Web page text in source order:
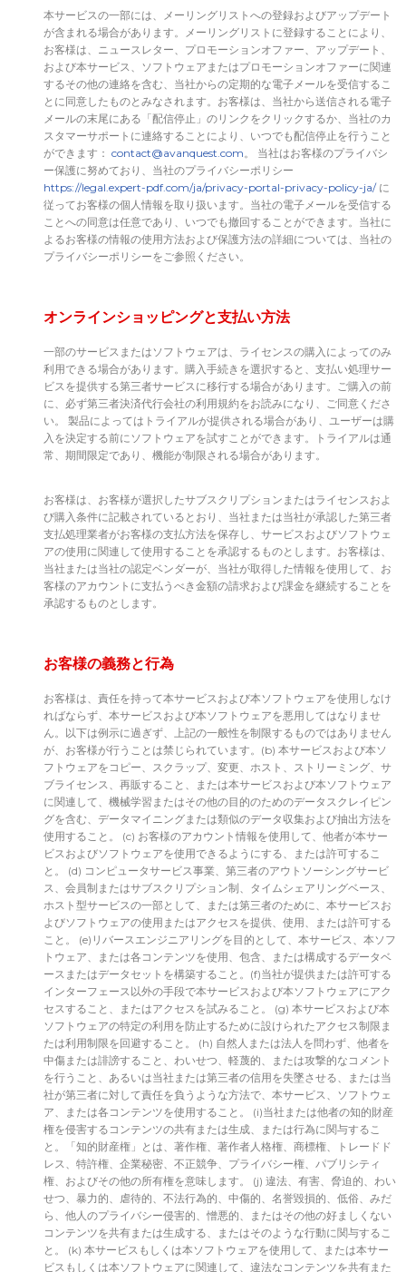
本サービスの一部には、メーリングリストへの登録およびアップデート
が含まれる場合があります。メーリングリストに登録することにより、
お客様は、ニュースレター、プロモーションオファー、アップデート、
および本サービス、ソフトウェアまたはプロモーションオファーに関連
するその他の連絡を含む、当社からの定期的な電子メールを受信するこ
とに同意したものとみなされます。お客様は、当社から送信される電子
メールの末尾にある「配信停止」のリンクをクリックするか、当社のカ
スタマーサポートに連絡することにより、いつでも配信停止を行うこと
ができます： contact@avanquest.com。 当社はお客様のプライバシ
ー保護に努めており、当社のプライバシーポリシー
https://legal.expert-pdf.com/ja/privacy-portal-privacy-policy-ja/に
従ってお客様の個人情報を取り扱います。当社の電子メールを受信する
ことへの同意は任意であり、いつでも撤回することができます。当社に
よるお客様の情報の使用方法および保護方法の詳細については、当社の
プライバシーポリシーをご参照ください。
オンラインショッピングと支払い方法
一部のサービスまたはソフトウェアは、ライセンスの購入によってのみ
利用できる場合があります。購入手続きを選択すると、支払い処理サー
ビスを提供する第三者サービスに移行する場合があります。ご購入の前
に、必ず第三者決済代行会社の利用規約をお読みになり、ご同意くださ
い。 製品によってはトライアルが提供される場合があり、ユーザーは購
入を決定する前にソフトウェアを試すことができます。トライアルは通
常、期間限定であり、機能が制限される場合があります。
お客様は、お客様が選択したサブスクリプションまたはライセンスおよ
び購入条件に記載されているとおり、当社または当社が承認した第三者
支払処理業者がお客様の支払方法を保存し、サービスおよびソフトウェ
アの使用に関連して使用することを承認するものとします。お客様は、
当社または当社の認定ベンダーが、当社が取得した情報を使用して、お
客様のアカウントに支払うべき金額の請求および課金を継続することを
承認するものとします。
お客様の義務と行為
お客様は、責任を持って本サービスおよび本ソフトウェアを使用しなけ
ればならず、本サービスおよび本ソフトウェアを悪用してはなりませ
ん。以下は例示に過ぎず、上記の一般性を制限するものではありません
が、お客様が行うことは禁じられています。(b) 本サービスおよび本ソ
フトウェアをコピー、スクラップ、変更、ホスト、ストリーミング、サ
ブライセンス、再販すること、または本サービスおよび本ソフトウェア
に関連して、機械学習またはその他の目的のためのデータスクレイピン
グを含む、データマイニングまたは類似のデータ収集および抽出方法を
使用すること。 (c) お客様のアカウント情報を使用して、他者が本サー
ビスおよびソフトウェアを使用できるようにする、または許可するこ
と。 (d) コンピュータサービス事業、第三者のアウトソーシングサービ
ス、会員制またはサブスクリプション制、タイムシェアリングベース、
ホスト型サービスの一部として、または第三者のために、本サービスお
よびソフトウェアの使用またはアクセスを提供、使用、または許可する
こと。 (e)リバースエンジニアリングを目的として、本サービス、本ソフ
トウェア、または各コンテンツを使用、包含、または構成するデータベ
ースまたはデータセットを構築すること。(f)当社が提供または許可する
インターフェース以外の手段で本サービスおよび本ソフトウェアにアク
セスすること、またはアクセスを試みること。 (g) 本サービスおよび本
ソフトウェアの特定の利用を防止するために設けられたアクセス制限ま
たは利用制限を回避すること。 (h) 自然人または法人を問わず、他者を
中傷または誹謗すること、わいせつ、軽蔑的、または攻撃的なコメント
を行うこと、あるいは当社または第三者の信用を失墜させる、または当
社が第三者に対して責任を負うような方法で、本サービス、ソフトウェ
ア、または各コンテンツを使用すること。 (i)当社または他者の知的財産
権を侵害するコンテンツの共有または生成、または行為に関与するこ
と。「知的財産権」とは、著作権、著作者人格権、商標権、トレードド
レス、特許権、企業秘密、不正競争、プライバシー権、パブリシティ
権、およびその他の所有権を意味します。 (j) 違法、有害、脅迫的、わい
せつ、暴力的、虐待的、不法行為的、中傷的、名誉毀損的、低俗、みだ
ら、他人のプライバシー侵害的、憎悪的、またはその他の好ましくない
コンテンツを共有または生成する、またはそのような行動に関与するこ
と。 (k) 本サービスもしくは本ソフトウェアを使用して、または本サー
ビスもしくは本ソフトウェアに関連して、違法なコンテンツを共有また